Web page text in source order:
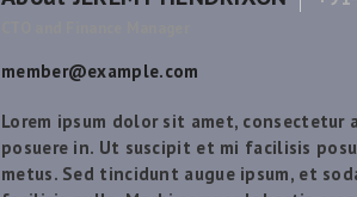
member@example.com
Lorem ipsum dolor sit amet,
posuere in. Ut suscipit et mi facilisis
metus. Sed tincidunt augue ipsum, et